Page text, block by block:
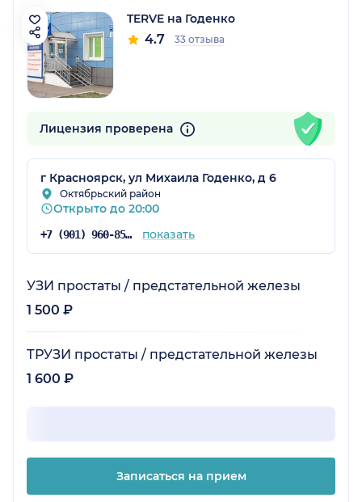
TERVE на Годенко
4.7 33 отзыва
Лицензия проверена
г Красноярск, ул Михаила Годенко, д 6
Октябрьский район
Открыто до 20:00
+7 (901) 960-85-94 показать
УЗИ простаты / предстательной железы
1 500 ₽
ТРУЗИ простаты / предстательной железы
1 600 ₽
Записаться на прием